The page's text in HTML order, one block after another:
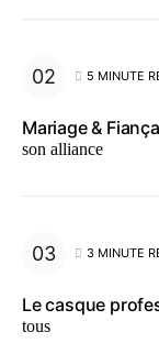
5 MINUTE
Mariage &
son alliance
3 MINUTE
Le casque
tous